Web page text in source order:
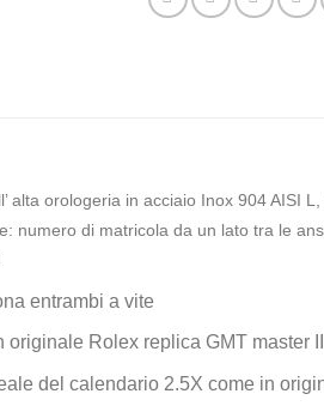
alta orologeria in acciaio Inox 904 AISI
numero di matricola da un lato tra le
entrambi a vite
Rolex replica GMT master II
del calendario 2.5X come in